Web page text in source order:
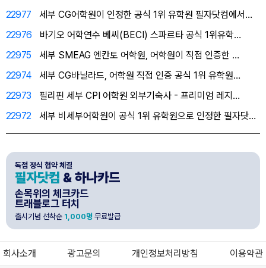
22977
세부 CG어학원이 인정한 공식 1위 유학원 필자닷컴에서…
22976
바기오 어학연수 베씨(BECI) 스파르타 공식 1위유학…
22975
세부 SMEAG 엔칸토 어학원, 어학원이 직접 인증한 …
22974
세부 CG바닐라드, 어학원 직접 인증 공식 1위 유학원…
22973
필리핀 세부 CPI 어학원 외부기숙사 - 프리미엄 레지…
22972
세부 비세부어학원이 공식 1위 유학원으로 인정한 필자닷…
필자닷컴 & 하나카드
독점 정식 협약 체결
손목위의 체크카드
트래블로그 터치
출시기념 선착순 1,000명 무료발급
회사소개 광고문의 개인정보처리방침 이용약관